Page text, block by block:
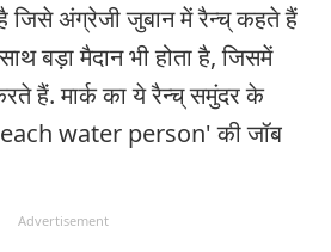
जिसे अंग्रेजी जुबान में रैन्‍च्‌ कहते हैं
बड़ा मैदान भी होता है, जिसमें
हैं. मार्क का ये रैन्‍च्‌ समुंदर के
water person' की जॉब
Advertisement